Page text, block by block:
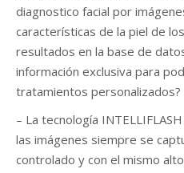
diagnostico facial por
características de la piel de
resultados en la base de
información exclusiva para
tratamientos personalizados?
– La tecnología
las imágenes siempre se
controlado y con el mismo